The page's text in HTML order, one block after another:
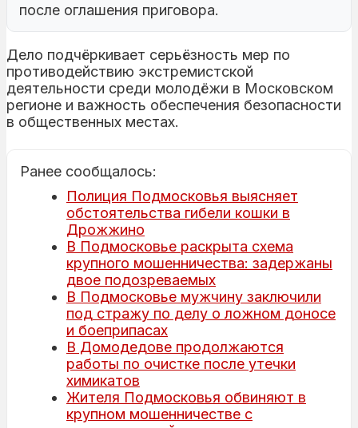
после оглашения приговора.
Дело подчёркивает серьёзность мер по
противодействию экстремистской
деятельности среди молодёжи в Московском
регионе и важность обеспечения безопасности
в общественных местах.
Ранее сообщалось:
Полиция Подмосковья выясняет
обстоятельства гибели кошки в
Дрожжино
В Подмосковье раскрыта схема
крупного мошенничества: задержаны
двое подозреваемых
В Подмосковье мужчину заключили
под стражу по делу о ложном доносе
и боеприпасах
В Домодедове продолжаются
работы по очистке после утечки
химикатов
Жителя Подмосковья обвиняют в
крупном мошенничестве с